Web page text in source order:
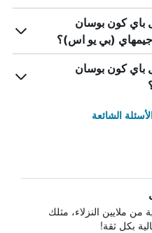
باي كون بوسان
(بي يو اس)؟
باي كون بوسان
الشائعة
من ملايين النزلاء، مثلك
بكل ثقة!